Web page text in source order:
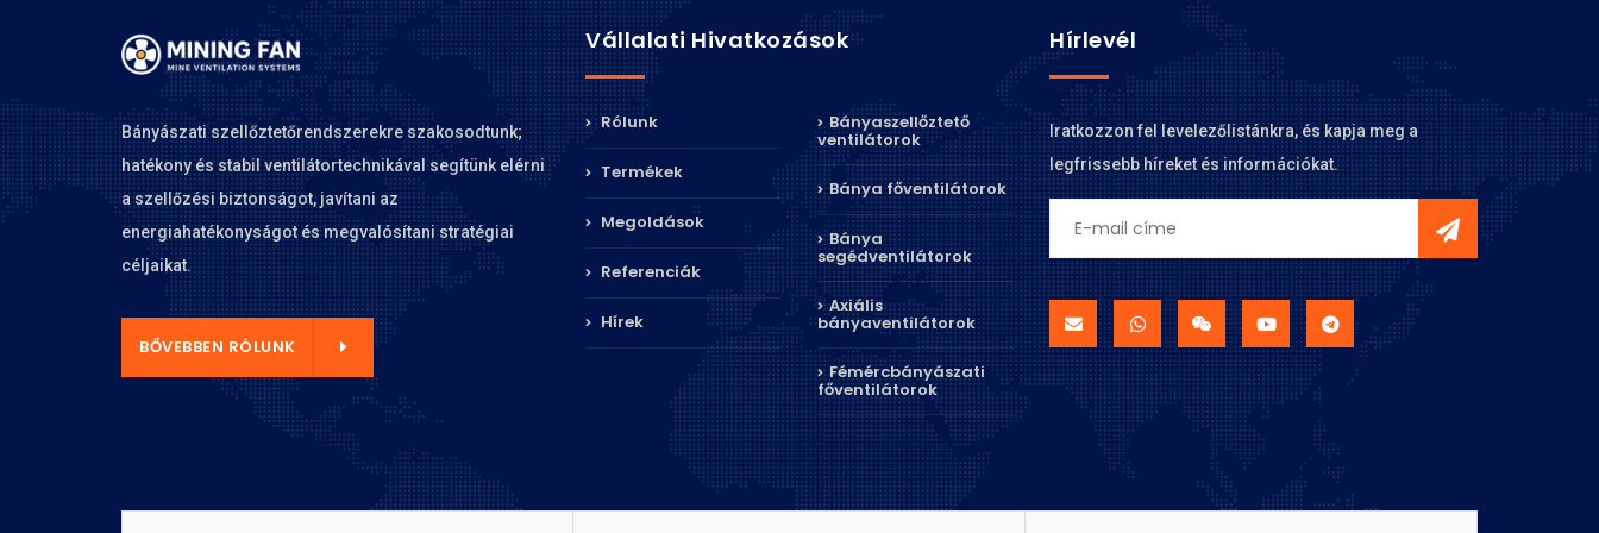
Bányászati szellőztetőrendszerekre szakosodtunk;
hatékony és stabil ventilátortechnikával segítünk elérni
a szellőzési biztonságot, javítani az
energiahatékonyságot és megvalósítani stratégiai
céljaikat.
BŐVEBBEN RÓLUNK
Vállalati Hivatkozások
Rólunk
Termékek
Megoldások
Referenciák
Hírek
Bányaszellőztető
ventilátorok
Bánya főventilátorok
Bánya
segédventilátorok
Axiális
bányaventilátorok
Fémércbányászati
főventilátorok
Hírlevél
Iratkozzon fel levelezőlistánkra, és kapja meg a
legfrissebb híreket és információkat.